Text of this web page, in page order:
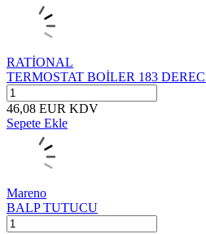
RATİONAL
TERMOSTAT BOİLER 183
46,08 EUR KDV
Sepete Ekle
Mareno
BALP TUTUCU